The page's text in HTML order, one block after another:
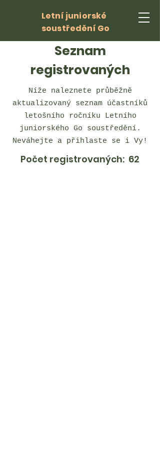
Letní juniorské
soustředění Go
Seznam
registrovaných
Níže naleznete průběžně
aktualizovaný seznam účastníků
letošního ročníku Letního
juniorského Go soustředění.
Neváhejte a přihlaste se i Vy!
Počet registrovaných: 62